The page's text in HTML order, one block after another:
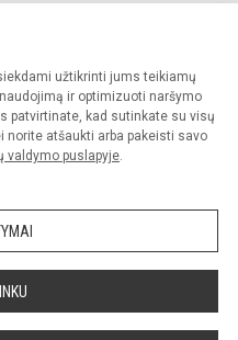
užtikrinti jums teikiamų
ir optimizuoti naršymo
patvirtinate, kad sutinkate su visų
norite atšaukti arba pakeisti savo
valdymo puslapyje.
Visos teisės saugomos.
sutikimo griežtai draudžiama.
Slapukų valdymas